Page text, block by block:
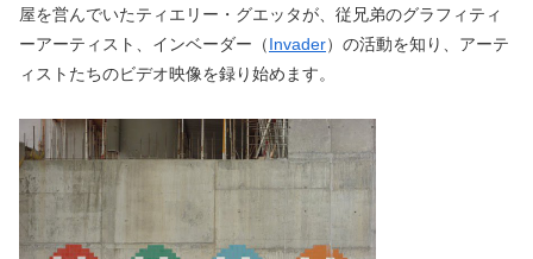
屋を営んでいたティエリー・グエッタが、従兄弟のグラフィティ
ーアーティスト、インベーダー（Invader）の活動を知り、アーテ
ィストたちのビデオ映像を録り始めます。